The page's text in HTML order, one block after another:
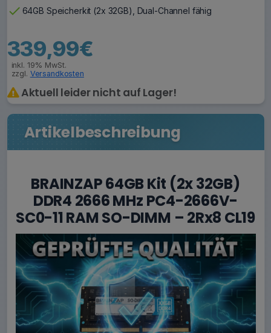
check 64GB Speicherkit (2x 32GB), Dual-Channel fähig
339,99€
inkl. 19% MwSt.
zzgl. Versandkosten
Aktuell leider nicht auf Lager!
Artikelbeschreibung
BRAINZAP 64GB Kit (2x 32GB)
DDR4 2666 MHz PC4-2666V-
SC0-11 RAM SO-DIMM – 2Rx8 CL19